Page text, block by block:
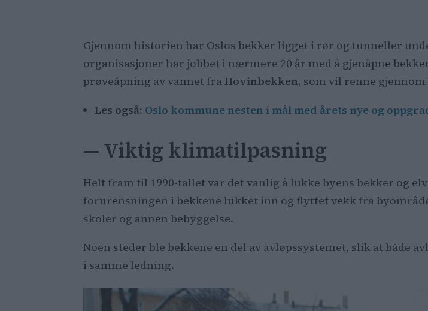
Gjennom historien har Oslos bekker ligget i rør og tunneller
organisasjoner har jobbet i nærmere 20 år med å gjenåpne
prøveåpning av vannet fraHovinbekken, som vil renne gjennom
Les også: Oslo kommune nesten i mål med årets nye og
— Viktig klimatilpasning
Helt fram til 1990-tallet var det vanlig å lukke byens bekker og
forurensningen i bekkene lukket inn og flyttet vekk fra
skoler og annen bebyggelse.
Noen steder ble bekkene en del av avløpssystemet, slik at både
i samme ledning.